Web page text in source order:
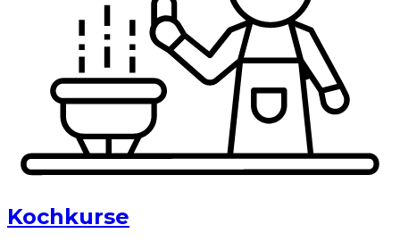
Kochkurse